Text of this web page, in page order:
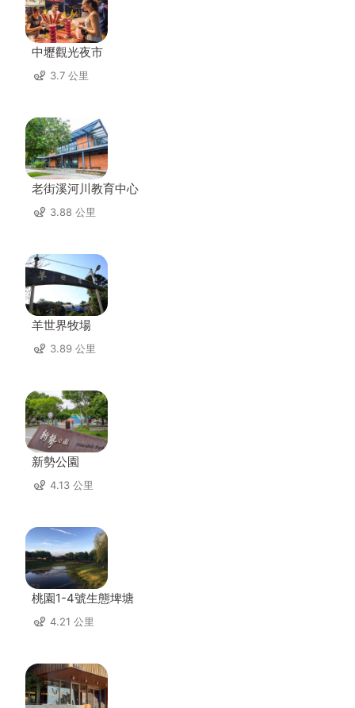
中壢觀光夜市
3.7 公里
老街溪河川教育中心
3.88 公里
羊世界牧場
3.89 公里
新勢公園
4.13 公里
桃園1-4號生態埤塘
4.21 公里